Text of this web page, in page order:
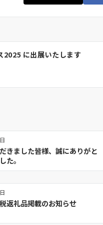
2025 に出展いたします
きました皆様、誠にありがと
た。
返礼品掲載のお知らせ